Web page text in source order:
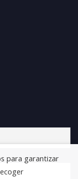
para garantizar